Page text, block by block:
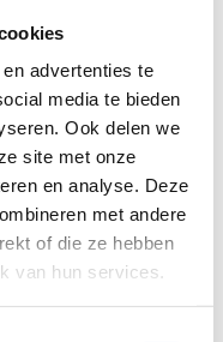
advertenties te
media te bieden
Ook delen we
site met onze
en analyse. Deze
met andere
of die ze hebben
van hun services.